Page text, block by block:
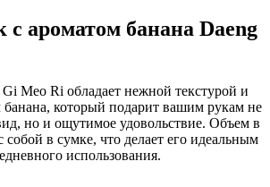
с ароматом банана Daeng
Meo Ri обладает нежной текстурой и
который подарит вашим рукам не
но и ощутимое удовольствие. Объем в
собой в сумке, что делает его идеальным
использования.